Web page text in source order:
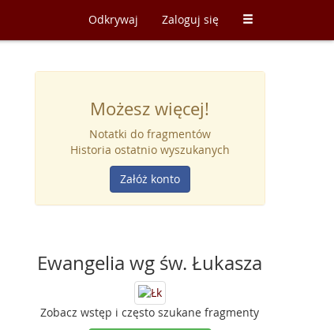
Odkrywaj Zaloguj się
Możesz więcej!
Notatki do fragmentów
Historia ostatnio wyszukanych
Załóż konto
Ewangelia wg św. Łukasza
Zobacz wstęp i często szukane fragmenty